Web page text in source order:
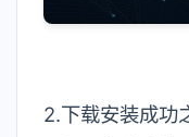
2.下载安装成功